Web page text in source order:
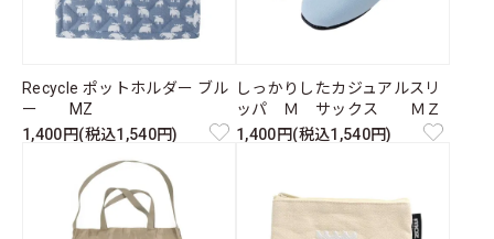
Recycle ポットホルダー ブル
ー MZ
1,400円(税込1,540円)
しっかりしたカジュアルスリ
ッパ Ｍ サックス ＭＺ
1,400円(税込1,540円)